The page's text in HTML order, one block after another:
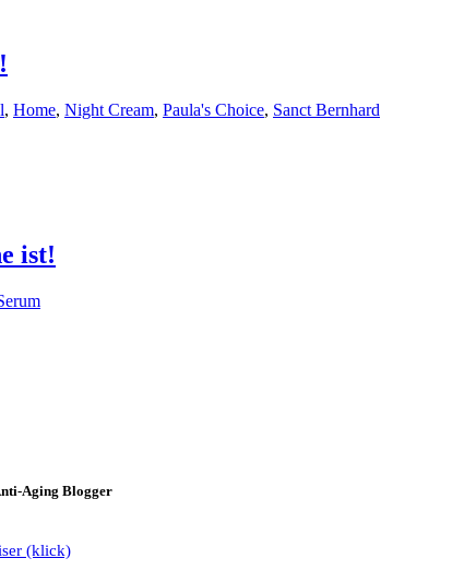
, Home, Night Cream, Paula's Choice, Sanct Bernhard
ist!
Aging Blogger
(klick)